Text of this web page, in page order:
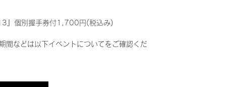
』個別握手券付1,700円(税込み)
間などは以下イベントについてをご確認くだ